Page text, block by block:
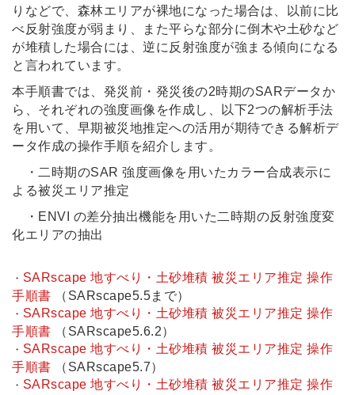
りなどで、森林エリアが裸地になった場合は、以前に比
べ反射強度が弱まり、また平らな部分に倒木や土砂など
が堆積した場合には、逆に反射強度が強まる傾向になる
と言われています。
本手順書では、発災前・発災後の2時期のSARデータか
ら、それぞれの強度画像を作成し、以下2つの解析手法
を用いて、早期被災地推定への活用が期待できる解析デ
ータ作成の操作手順を紹介します。
・二時期のSAR 強度画像を用いたカラー合成表示に
よる被災エリア推定
・ENVI の差分抽出機能を用いた二時期の反射強度変
化エリアの抽出
・ SARscape 地すべり・土砂堆積 被災エリア推定 操作
手順書
（SARscape5.5まで）
・ SARscape 地すべり・土砂堆積 被災エリア推定 操作
手順書
（SARscape5.6.2）
・ SARscape 地すべり・土砂堆積 被災エリア推定 操作
手順書
（SARscape5.7）
・ SARscape 地すべり・土砂堆積 被災エリア推定 操作